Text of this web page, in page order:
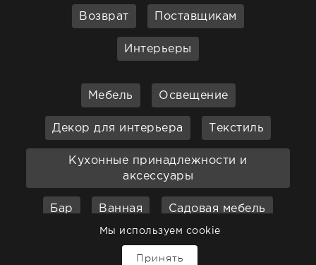
Возврат Поставщикам
Интерьеры
Мебель Освещение
Декор для интерьера Текстиль
Кухонные принадлежности и
аксессуары
Бар Ванная Садовая мебель
Мы используем cookie
Принять